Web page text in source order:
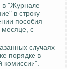
в "Журнале
в строку
пособия
месяце, с
случаях
порядке в
комиссии".